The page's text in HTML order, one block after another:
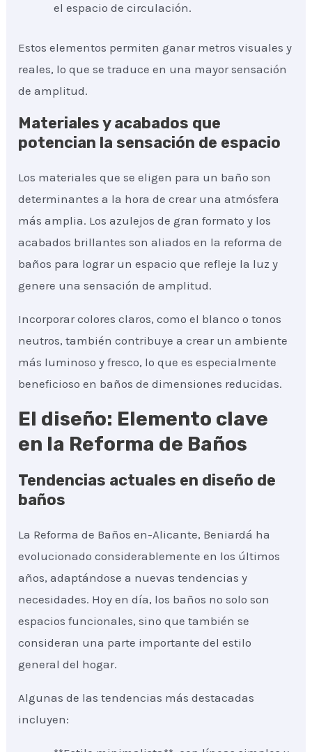
el espacio de circulación.
Estos elementos permiten ganar metros visuales y
reales, lo que se traduce en una mayor sensación
de amplitud.
Materiales y acabados que
potencian la sensación de espacio
Los materiales que se eligen para un baño son
determinantes a la hora de crear una atmósfera
más amplia. Los azulejos de gran formato y los
acabados brillantes son aliados en la reforma de
baños para lograr un espacio que refleje la luz y
genere una sensación de amplitud.
Incorporar colores claros, como el blanco o tonos
neutros, también contribuye a crear un ambiente
más luminoso y fresco, lo que es especialmente
beneficioso en baños de dimensiones reducidas.
El diseño: Elemento clave
en la Reforma de Baños
Tendencias actuales en diseño de
baños
La Reforma de Baños en-Alicante, Beniardá ha
evolucionado considerablemente en los últimos
años, adaptándose a nuevas tendencias y
necesidades. Hoy en día, los baños no solo son
espacios funcionales, sino que también se
consideran una parte importante del estilo
general del hogar.
Algunas de las tendencias más destacadas
incluyen: